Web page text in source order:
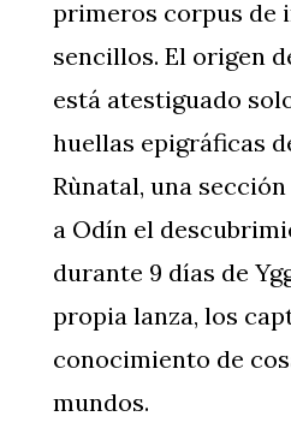
primeros corpus de
sencillos. El origen
está atestiguado
huellas epigráficas
Rùnatal, una
a Odín el
durante 9 días de
propia lanza, los
conocimiento de
mundos.